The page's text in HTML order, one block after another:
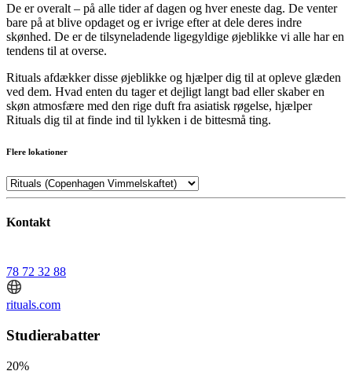
De er overalt – på alle tider af dagen og hver eneste dag. De venter
bare på at blive opdaget og er ivrige efter at dele deres indre
skønhed. De er de tilsyneladende ligegyldige øjeblikke vi alle har en
tendens til at overse.
Rituals afdækker disse øjeblikke og hjælper dig til at opleve glæden
ved dem. Hvad enten du tager et dejligt langt bad eller skaber en
skøn atmosfære med den rige duft fra asiatisk røgelse, hjælper
Rituals dig til at finde ind til lykken i de bittesmå ting.
Flere lokationer
Kontakt
78 72 32 88
rituals.com
Studierabatter
20%